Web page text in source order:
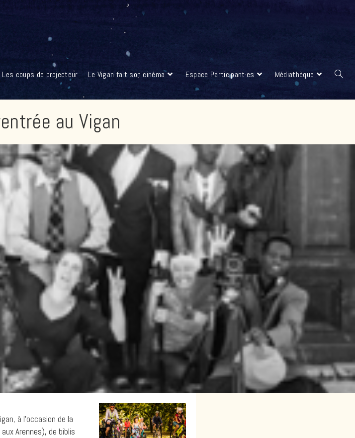
Les coups de projecteur Le Vigan fait son cinéma Espace Participant·es Médiathèque
au Vigan
à l’occasion de la
Arennes), de biblis